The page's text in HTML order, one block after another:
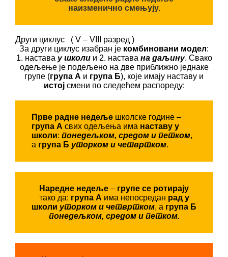
наизменично смењују.
Други циклус ( V – VIII разред )
За други циклус изабран је комбиновани модел:
1. настава у школии 2. настава на даљину. Свако
одељење је подељено на две приближно једнаке
групе (група А и група Б), које имају наставу и
истојсмени по следећем распореду:
Прве радне недеље школске године –
група А свих одељења има наставу у
школи: понедељком, средом и петком,
а група Б уторком и четвртком.
Наредне недеље – групе се ротирају
тако да: група А има непосредан рад у
школи уторком и четвртком, а група Б
понедељком, средом и петком.